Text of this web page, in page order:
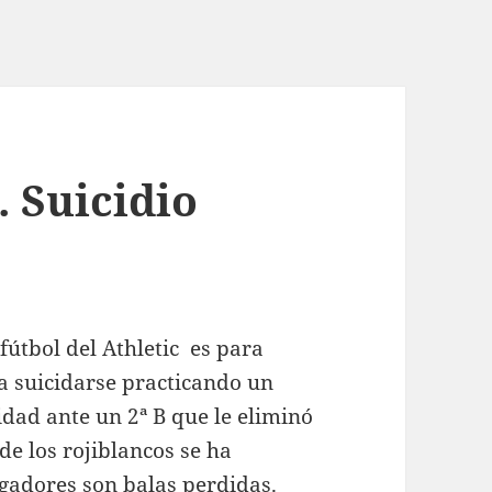
Suicidio
del Athletic es para
suicidarse practicando un
ante un 2ª B que le eliminó
los rojiblancos se ha
son balas perdidas.